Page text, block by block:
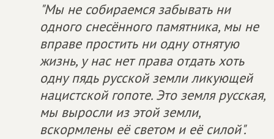
"Мы не собираемся забывать ни
одного снесённого памятника, мы не
вправе простить ни одну отнятую
жизнь, у нас нет права отдать хоть
одну пядь русской земли ликующей
нацистской гопоте. Это земля русская,
мы выросли из этой земли,
вскормлены её светом и её силой".